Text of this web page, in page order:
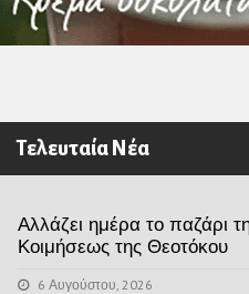
Τελευταία Νέα
Αλλάζει ημέρα το παζάρι
Κοιμήσεως της Θεοτόκου
6 Αυγούστου, 2026